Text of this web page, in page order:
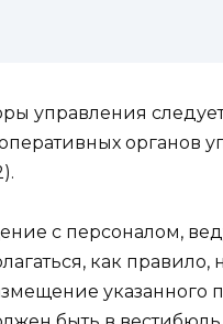
управления
органов
с персоналом,
как